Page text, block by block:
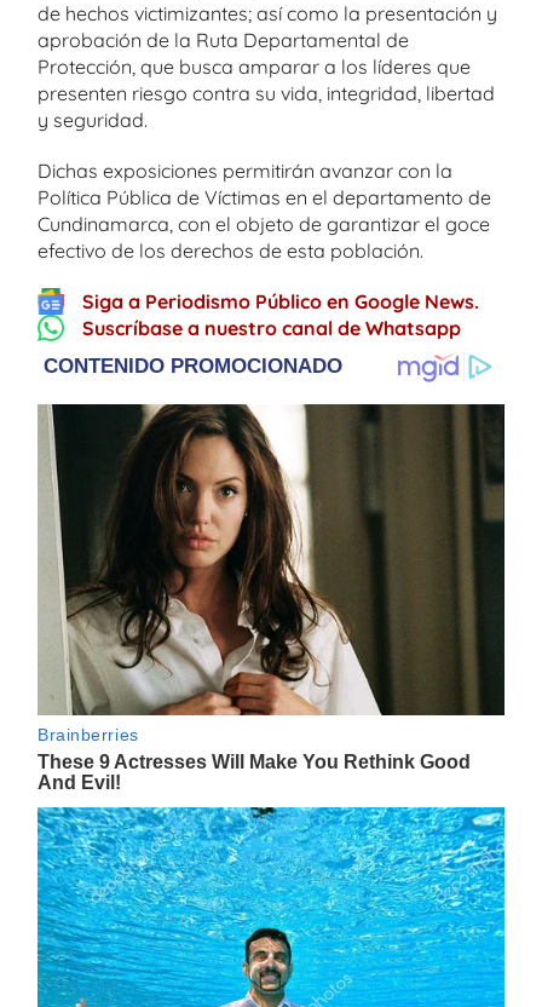
de hechos victimizantes; así como la presentación y
aprobación de la Ruta Departamental de
Protección, que busca amparar a los líderes que
presenten riesgo contra su vida, integridad, libertad
y seguridad.
Dichas exposiciones permitirán avanzar con la
Política Pública de Víctimas en el departamento de
Cundinamarca, con el objeto de garantizar el goce
efectivo de los derechos de esta población.
Siga a Periodismo Público en Google News.
Suscríbase a nuestro canal de Whatsapp